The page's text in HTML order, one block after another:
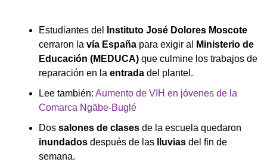
Estudiantes del
Instituto José Dolores Moscote
cerraron la vía España para exigir al
Ministerio de
Educación (MEDUCA) que culmine los trabajos de
reparación en la entrada del plantel.
Lee también: Aumento de VIH en jóvenes de la
Comarca Ngäbe-Buglé
Dos salones de clases de la escuela quedaron
inundados después de las lluvias del fin de
semana.